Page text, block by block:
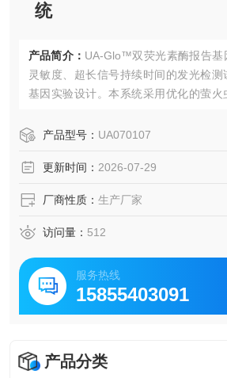
统
产品简介： UA-Glo™双荧光素酶报告基
灵敏度、超长信号持续时间的发光检
基因实验设计。本系统采用优化的萤火
验重复性和数据可靠性。
产品型号： UA070107
更新时间： 2026-07-29
厂商性质： 生产厂家
访问量： 512
服务热线
15855403091
产品分类